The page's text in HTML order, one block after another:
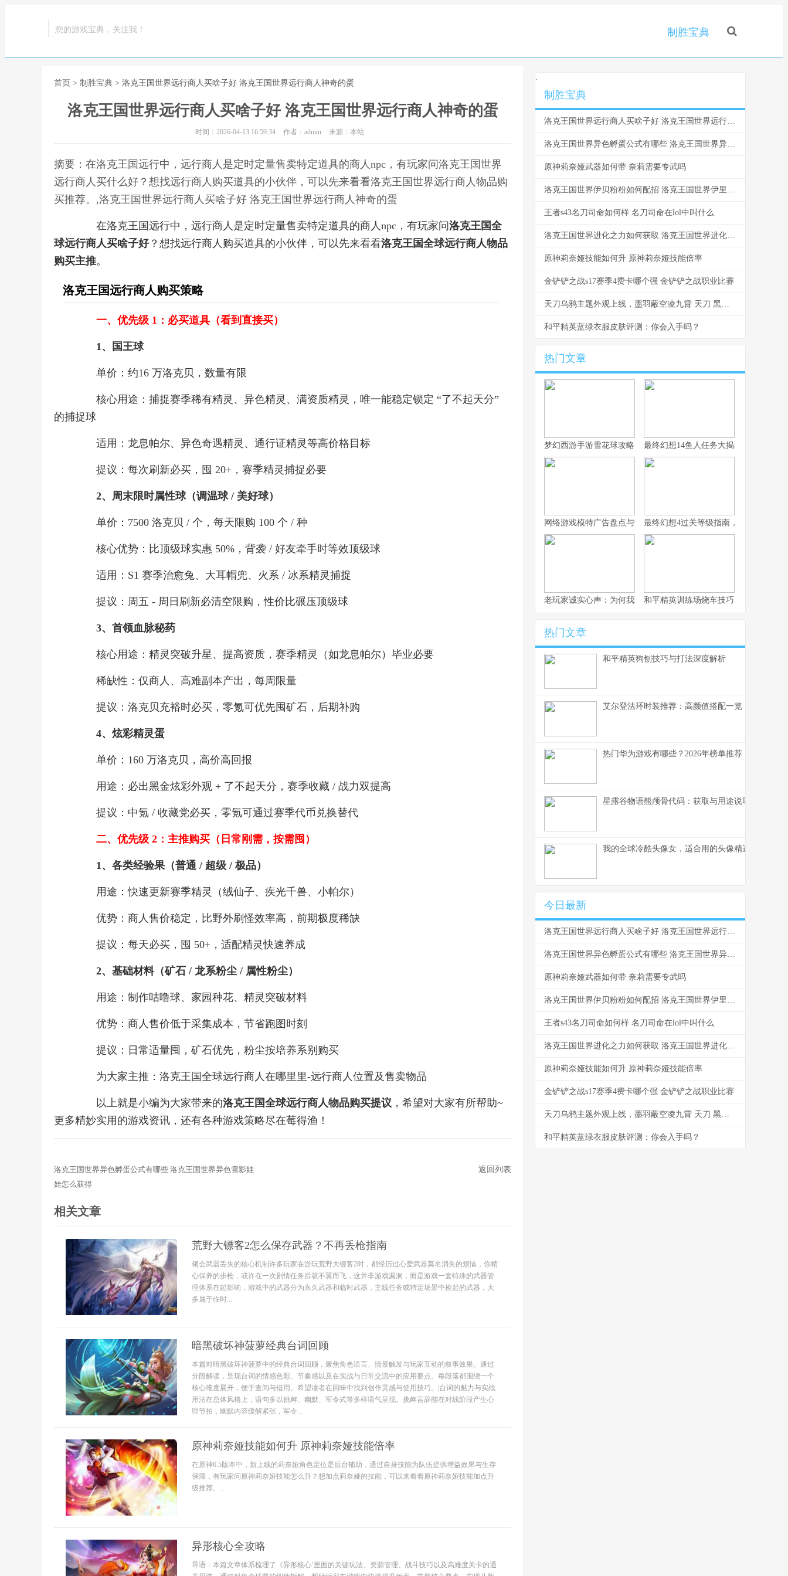
您的游戏宝典，关注我！ 制胜宝典
首页 > 制胜宝典 > 洛克王国世界远行商人买啥子好 洛克王国世界远行商人神奇的蛋
洛克王国世界远行商人买啥子好 洛克王国世界远行商人神奇的蛋
时间：2026-04-13 16:59:34 作者：admin 来源：本站
摘要：在洛克王国远行中，远行商人是定时定量售卖特定道具的商人npc，有玩家问洛克王国世界
远行商人买什么好？想找远行商人购买道具的小伙伴，可以先来看看洛克王国世界远行商人物品购
买推荐。,洛克王国世界远行商人买啥子好 洛克王国世界远行商人神奇的蛋
在洛克王国远行中，远行商人是定时定量售卖特定道具的商人npc，有玩家问洛克王国全
球远行商人买啥子好？想找远行商人购买道具的小伙伴，可以先来看看洛克王国全球远行商人物品
购买主推。
洛克王国远行商人购买策略
一、优先级 1：必买道具（看到直接买）
1、国王球
单价：约16 万洛克贝，数量有限
核心用途：捕捉赛季稀有精灵、异色精灵、满资质精灵，唯一能稳定锁定 “了不起天分”
的捕捉球
适用：龙息帕尔、异色奇遇精灵、通行证精灵等高价格目标
提议：每次刷新必买，囤 20+，赛季精灵捕捉必要
2、周末限时属性球（调温球 / 美好球）
单价：7500 洛克贝 / 个，每天限购 100 个 / 种
核心优势：比顶级球实惠 50%，背袭 / 好友牵手时等效顶级球
适用：S1 赛季治愈兔、大耳帽兜、火系 / 冰系精灵捕捉
提议：周五 - 周日刷新必清空限购，性价比碾压顶级球
3、首领血脉秘药
核心用途：精灵突破升星、提高资质，赛季精灵（如龙息帕尔）毕业必要
稀缺性：仅商人、高难副本产出，每周限量
提议：洛克贝充裕时必买，零氪可优先囤矿石，后期补购
4、炫彩精灵蛋
单价：160 万洛克贝，高价高回报
用途：必出黑金炫彩外观 + 了不起天分，赛季收藏 / 战力双提高
提议：中氪 / 收藏党必买，零氪可通过赛季代币兑换替代
二、优先级 2：主推购买（日常刚需，按需囤）
1、各类经验果（普通 / 超级 / 极品）
用途：快速更新赛季精灵（绒仙子、疾光千兽、小帕尔）
优势：商人售价稳定，比野外刷怪效率高，前期极度稀缺
提议：每天必买，囤 50+，适配精灵快速养成
2、基础材料（矿石 / 龙系粉尘 / 属性粉尘）
用途：制作咕噜球、家园种花、精灵突破材料
优势：商人售价低于采集成本，节省跑图时刻
提议：日常适量囤，矿石优先，粉尘按培养系别购买
为大家主推：洛克王国全球远行商人在哪里里-远行商人位置及售卖物品
以上就是小编为大家带来的洛克王国全球远行商人物品购买提议 ，希望对大家有所帮助~
更多精妙实用的游戏资讯，还有各种游戏策略尽在莓得渔！
洛克王国世界异色孵蛋公式有哪些 洛克王国世界异色雪影娃
娃怎么获得
返回列表
相关文章
荒野大镖客2怎么保存武器？不再丢枪指南
领会武器丢失的核心机制许多玩家在游玩荒野大镖客2时，都经历过心爱武器莫名消失的烦恼，你精
心保养的步枪，或许在一次剧情任务后就不翼而飞，这并非游戏漏洞，而是游戏一套特殊的武器管
理体系在起影响，游戏中的武器分为永久武器和临时武器，主线任务或特定场景中捡起的武器，大
多属于临时...
暗黑破坏神菠萝经典台词回顾
本篇对暗黑破坏神菠萝中的经典台词回顾，聚焦角色语言、情景触发与玩家互动的叙事效果。通过
分段解读，呈现台词的情感色彩、节奏感以及在实战与日常交流中的应用要点。每段落都围绕一个
核心维度展开，便于查阅与借用。希望读者在回味中找到创作灵感与使用技巧。|台词的魅力与实战
用法在总体风格上，语句多以挑衅、幽默、军令式等多样语气呈现。挑衅言辞能在对线阶段产生心
理节拍，幽默内容缓解紧张，军令...
原神莉奈娅技能如何升 原神莉奈娅技能倍率
在原神6.5版本中，新上线的莉奈娅角色定位是后台辅助，通过自身技能为队伍提供增益效果与生存
保障，有玩家问原神莉奈娅技能怎么升？想加点莉奈娅的技能，可以来看看原神莉奈娅技能加点升
级推荐。...
异形核心全攻略
导语：本篇文章体系梳理了《异形核心’里面的关键玩法、资源管理、战斗技巧以及高难度关卡的通
.
制胜宝典
洛克王国世界远行商人买啥子好 洛克王国世界远行商人神奇的蛋
洛克王国世界异色孵蛋公式有哪些 洛克王国世界异色雪影娃娃怎么获得
原神莉奈娅武器如何带 奈莉需要专武吗
洛克王国世界伊贝粉粉如何配招 洛克王国世界伊里斯的蛋用什么球好
王者s43名刀司命如何样 名刀司命在lol中叫什么
洛克王国世界进化之力如何获取 洛克王国世界进化条件在哪看
原神莉奈娅技能如何升 原神莉奈娅技能倍率
金铲铲之战s17赛季4费卡哪个强 金铲铲之战职业比赛
天刀乌鸦主题外观上线，墨羽蔽空凌九霄 天刀 黑鸦鸦
和平精英蓝绿衣服皮肤评测：你会入手吗？
热门文章
梦幻西游手游雪花球攻略：快速上手与高分技巧
最终幻想14鱼人任务大揭秘
网络游戏模特广告盘点与解构最终幻想4过关等级指南，轻松通关秘技
老玩家诚实心声：为何我现在更愿意玩崩铁而不是原神
和平精英训练场烧车技巧：老六必学战
热门文章
和平精英狗刨技巧与打法深度解析
艾尔登法环时装推荐：高颜值搭配一览
热门华为游戏有哪些？2026年榜单推荐
星露谷物语熊颅骨代码：获取与用途说明
我的全球冷酷头像女，适合用的头像精选
今日最新
洛克王国世界远行商人买啥子好 洛克王国世界远行商人神奇的蛋
洛克王国世界异色孵蛋公式有哪些 洛克王国世界异色雪影娃娃怎么获得
原神莉奈娅武器如何带 奈莉需要专武吗
洛克王国世界伊贝粉粉如何配招 洛克王国世界伊里斯的蛋用什么球好
王者s43名刀司命如何样 名刀司命在lol中叫什么
洛克王国世界进化之力如何获取 洛克王国世界进化条件在哪看
原神莉奈娅技能如何升 原神莉奈娅技能倍率
金铲铲之战s17赛季4费卡哪个强 金铲铲之战职业比赛
天刀乌鸦主题外观上线，墨羽蔽空凌九霄 天刀 黑鸦鸦
和平精英蓝绿衣服皮肤评测：你会入手吗？